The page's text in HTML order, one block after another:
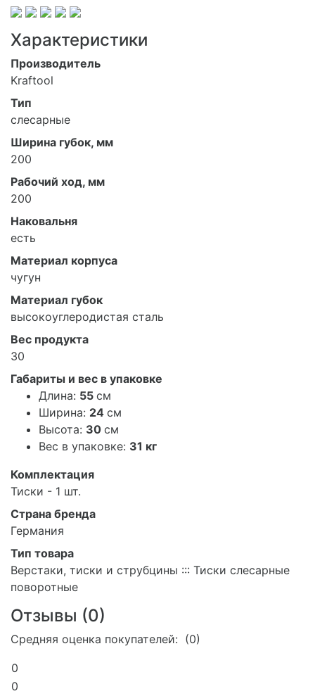
Характеристики
Производитель
Kraftool
Тип
слесарные
Ширина губок, мм
200
Рабочий ход, мм
200
Наковальня
есть
Материал корпуса
чугун
Материал губок
высокоуглеродистая сталь
Вес продукта
30
Габариты и вес в упаковке
Длина: 55 см
Ширина: 24 см
Высота: 30 см
Вес в упаковке: 31 кг
Комплектация
Тиски - 1 шт.
Страна бренда
Германия
Тип товара
Верстаки, тиски и струбцины ::: Тиски слесарные
поворотные
Отзывы (0)
Средняя оценка покупателей: (0)
0
0